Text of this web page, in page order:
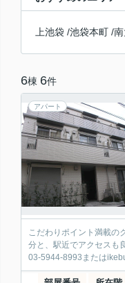
上池袋 /池袋本町 /
6棟 6件
アパート
こだわりポイント満載の
分と、駅近でアクセスも
03-5944-8993または